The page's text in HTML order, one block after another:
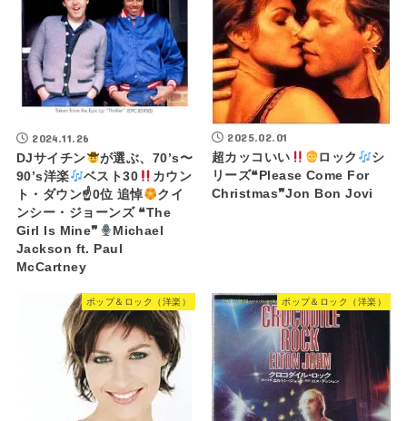
2024.11.26
DJサイチン
が選ぶ、70’s〜
90’s洋楽
ベスト30
カウン
ト・ダウン☝0位 追悼
クイ
ンシー・ジョーンズ ❝The
Girl Is Mine❞
Michael
Jackson ft. Paul
McCartney
2025.02.01
超カッコいい
ロック
シ
リーズ❝Please Come For
Christmas❞Jon Bon Jovi
ポップ＆ロック（洋楽） ポップ＆ロック（洋楽）